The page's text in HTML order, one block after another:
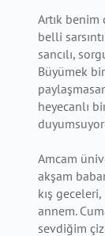
Artık benim
belli
sancılı,
Büyümek
heyecanlı
Amcam
akşam
kış
annem.
sevdiğim